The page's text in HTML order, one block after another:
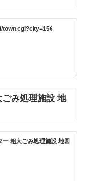
town.cgi?city=156
み処理施設 地
ー 粗大ごみ処理施設 地図